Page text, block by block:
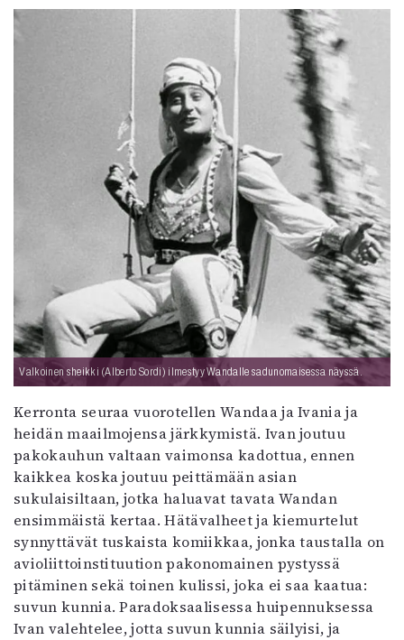
Valkoinen sheikki (Alberto Sordi) ilmestyy Wandalle sadunomaisessa näyssä.
Kerronta seuraa vuorotellen Wandaa ja Ivania ja
heidän maailmojensa järkkymistä. Ivan joutuu
pakokauhun valtaan vaimonsa kadottua, ennen
kaikkea koska joutuu peittämään asian
sukulaisiltaan, jotka haluavat tavata Wandan
ensimmäistä kertaa. Hätävalheet ja kiemurtelut
synnyttävät tuskaista komiikkaa, jonka taustalla on
avioliittoinstituution pakonomainen pystyssä
pitäminen sekä toinen kulissi, joka ei saa kaatua:
suvun kunnia. Paradoksaalisessa huipennuksessa
Ivan valehtelee, jotta suvun kunnia säilyisi, ja